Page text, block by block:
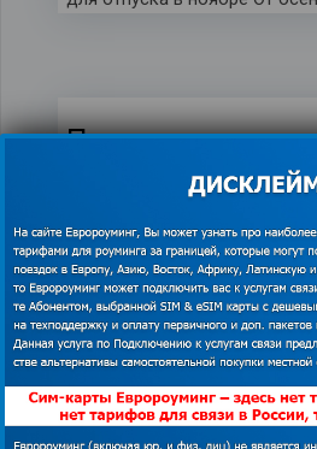
Получение
шенгенской визы
Оглавление Как получить
Документы на литовскую
визу в Литву? Как получить